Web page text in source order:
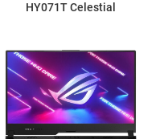
HY071T Celestial